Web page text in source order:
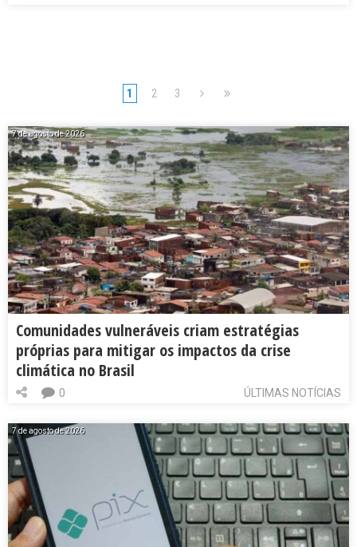
1 2 3
7 de agosto de 2026
Comunidades vulneráveis criam estratégias
próprias para mitigar os impactos da crise
climática no Brasil
ÚLTIMAS NOTÍCIAS
0
7 de agosto de 2026